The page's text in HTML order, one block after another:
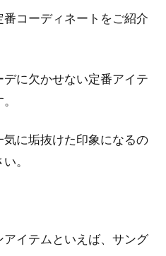
コーディネートをご紹介
に欠かせない定番アイテ
に垢抜けた印象になるの
。
イテムといえば、サング